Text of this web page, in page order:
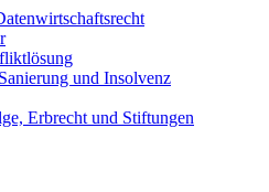
und Insolvenz
Erbrecht und Stiftungen